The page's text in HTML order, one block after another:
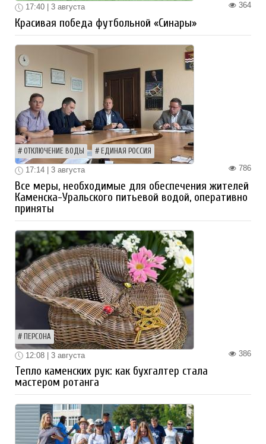
364
17:40 | 3 августа
Красивая победа футбольной «Синары»
ОТКЛЮЧЕНИЕ ВОДЫ ЕДИНАЯ РОССИЯ
786
17:14 | 3 августа
Все меры, необходимые для обеспечения жителей
Каменска-Уральского питьевой водой, оперативно
приняты
ПЕРСОНА
386
12:08 | 3 августа
Тепло каменских рук: как бухгалтер стала
мастером ротанга